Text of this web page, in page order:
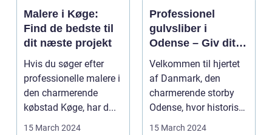
Malere i Køge:
Find de bedste til
dit næste projekt
Hvis du søger efter
professionelle malere i
den charmerende
købstad Køge, har d...
15 March 2024
Professionel
gulvsliber i
Odense – Giv dit
gulv nyt liv
Velkommen til hjertet
af Danmark, den
charmerende storby
Odense, hvor historiske
landemærker o...
15 March 2024